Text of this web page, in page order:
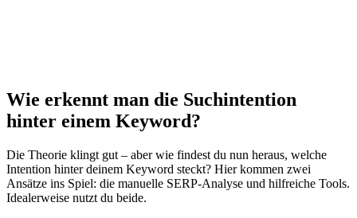
Wie erkennt man die Suchintention
hinter einem Keyword?
Die Theorie klingt gut – aber wie findest du nun heraus, welche
Intention hinter deinem Keyword steckt? Hier kommen zwei
Ansätze ins Spiel: die manuelle SERP-Analyse und hilfreiche Tools.
Idealerweise nutzt du beide.